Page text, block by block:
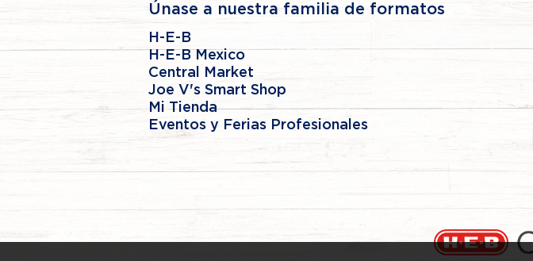
Únase a nuestra familia de formatos
H-E-B
H-E-B Mexico
Central Market
Joe V's Smart Shop
Mi Tienda
Eventos y Ferias Profesionales